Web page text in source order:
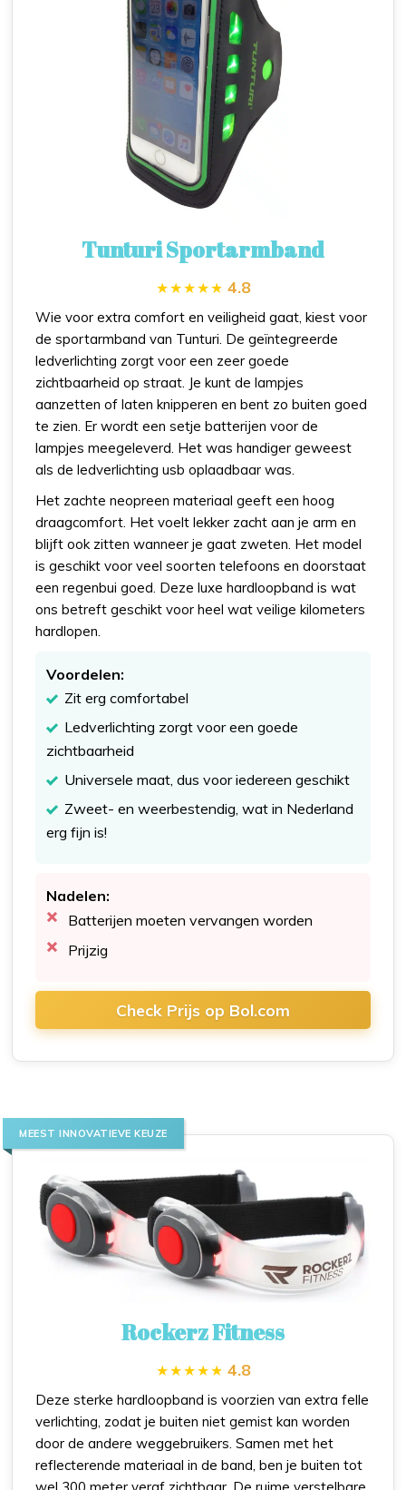
Tunturi Sportarmband
4.8
Wie voor extra comfort en veiligheid gaat, kiest voor
de sportarmband van Tunturi. De geïntegreerde
ledverlichting zorgt voor een zeer goede
zichtbaarheid op straat. Je kunt de lampjes
aanzetten of laten knipperen en bent zo buiten goed
te zien. Er wordt een setje batterijen voor de
lampjes meegeleverd. Het was handiger geweest
als de ledverlichting usb oplaadbaar was.
Het zachte neopreen materiaal geeft een hoog
draagcomfort. Het voelt lekker zacht aan je arm en
blijft ook zitten wanneer je gaat zweten. Het model
is geschikt voor veel soorten telefoons en doorstaat
een regenbui goed. Deze luxe hardloopband is wat
ons betreft geschikt voor heel wat veilige kilometers
hardlopen.
Voordelen:
Zit erg comfortabel
Ledverlichting zorgt voor een goede
zichtbaarheid
Universele maat, dus voor iedereen geschikt
Zweet- en weerbestendig, wat in Nederland
erg fijn is!
Nadelen:
Batterijen moeten vervangen worden
Prijzig
Check Prijs op Bol.com
MEEST INNOVATIEVE KEUZE
Rockerz Fitness
4.8
Deze sterke hardloopband is voorzien van extra felle
verlichting, zodat je buiten niet gemist kan worden
door de andere weggebruikers. Samen met het
reflecterende materiaal in de band, ben je buiten tot